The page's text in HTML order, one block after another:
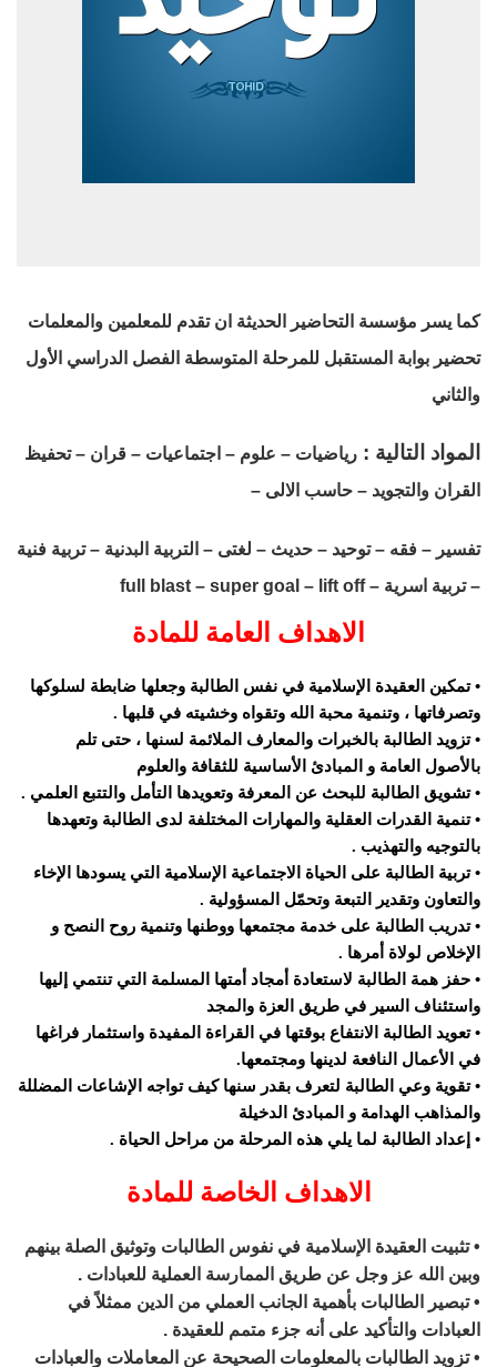
كما يسر مؤسسة التحاضير الحديثة ان تقدم للمعلمين والمعلمات
تحضير بوابة المستقبل للمرحلة المتوسطة الفصل الدراسي الأول
والثاني
المواد التالية : رياضيات – علوم – اجتماعيات – قران – تحفيظ
القران والتجويد – حاسب الالى –
تفسير – فقه – توحيد – حديث – لغتى – التربية البدنية – تربية فنية
– تربية اسرية – full blast – super goal – lift off
الاهداف العامة للمادة
• تمكين العقيدة الإسلامية في نفس الطالبة وجعلها ضابطة لسلوكها
وتصرفاتها ، وتنمية محبة الله وتقواه وخشيته في قلبها .
• تزويد الطالبة بالخبرات والمعارف الملائمة لسنها ، حتى تلم
بالأصول العامة و المبادئ الأساسية للثقافة والعلوم
• تشويق الطالبة للبحث عن المعرفة وتعويدها التأمل والتتبع العلمي .
• تنمية القدرات العقلية والمهارات المختلفة لدى الطالبة وتعهدها
بالتوجيه والتهذيب .
• تربية الطالبة على الحياة الاجتماعية الإسلامية التي يسودها الإخاء
والتعاون وتقدير التبعة وتحمّل المسؤولية .
• تدريب الطالبة على خدمة مجتمعها ووطنها وتنمية روح النصح و
الإخلاص لولاة أمرها .
• حفز همة الطالبة لاستعادة أمجاد أمتها المسلمة التي تنتمي إليها
واستئناف السير في طريق العزة والمجد
• تعويد الطالبة الانتفاع بوقتها في القراءة المفيدة واستثمار فراغها
في الأعمال النافعة لدينها ومجتمعها.
• تقوية وعي الطالبة لتعرف بقدر سنها كيف تواجه الإشاعات المضللة
والمذاهب الهدامة و المبادئ الدخيلة
• إعداد الطالبة لما يلي هذه المرحلة من مراحل الحياة .
الاهداف الخاصة للمادة
• تثبيت العقيدة الإسلامية في نفوس الطالبات وتوثيق الصلة بينهم
وبين الله عز وجل عن طريق الممارسة العملية للعبادات .
• تبصير الطالبات بأهمية الجانب العملي من الدين ممثلاً في
العبادات والتأكيد على أنه جزء متمم للعقيدة .
• تزويد الطالبات بالمعلومات الصحيحة عن المعاملات والعبادات